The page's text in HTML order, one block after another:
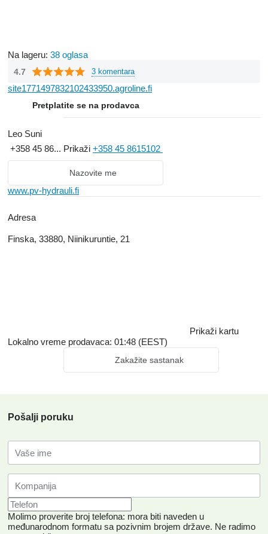
Na lageru: 38 oglasa
4.7 3 komentara
site1771497832102433950.agroline.fi
Pretplatite se na prodavca
Leo Suni
+358 45 86... Prikaži +358 45 8615102
Nazovite me
www.pv-hydrauli.fi
Adresa
Finska, 33880, Niinikuruntie, 21
Prikaži kartu
Lokalno vreme prodavaca: 01:48 (EEST)
Zakažite sastanak
Pošalji poruku
Molimo proverite broj telefona: mora biti naveden u
međunarodnom formatu sa pozivnim brojem države. Ne radimo